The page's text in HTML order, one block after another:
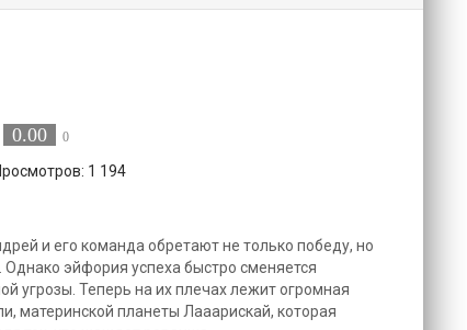
0.00 0
1 194
и его команда обретают не только победу, но
эйфория успеха быстро сменяется
угрозы. Теперь на их плечах лежит огромная
материнской планеты Лааарискай, которая